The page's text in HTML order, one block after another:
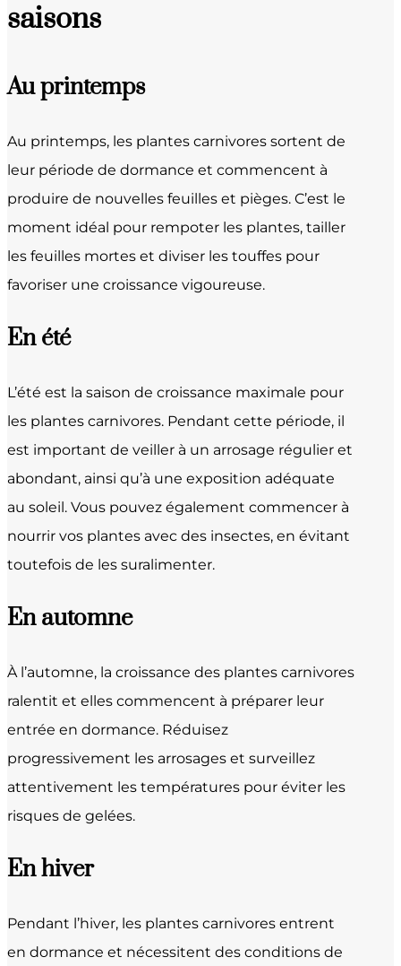
saisons
Au printemps
Au printemps, les plantes carnivores sortent de
leur période de dormance et commencent à
produire de nouvelles feuilles et pièges. C’est le
moment idéal pour rempoter les plantes, tailler
les feuilles mortes et diviser les touffes pour
favoriser une croissance vigoureuse.
En été
L’été est la saison de croissance maximale pour
les plantes carnivores. Pendant cette période, il
est important de veiller à un arrosage régulier et
abondant, ainsi qu’à une exposition adéquate
au soleil. Vous pouvez également commencer à
nourrir vos plantes avec des insectes, en évitant
toutefois de les suralimenter.
En automne
À l’automne, la croissance des plantes carnivores
ralentit et elles commencent à préparer leur
entrée en dormance. Réduisez
progressivement les arrosages et surveillez
attentivement les températures pour éviter les
risques de gelées.
En hiver
Pendant l’hiver, les plantes carnivores entrent
en dormance et nécessitent des conditions de